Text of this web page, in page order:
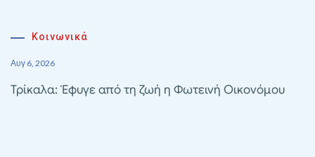
Κοινωνικά
Αυγ 6, 2026
Τρίκαλα: Έφυγε από τη ζωή η Φωτεινή Οικονόμου